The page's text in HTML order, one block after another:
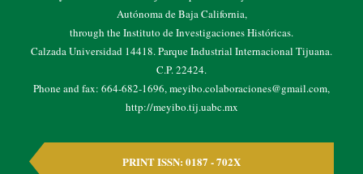
PRINT ISSN: 0187 - 702X
Autónoma de Baja California,
through the Instituto de Investigaciones Históricas.
Calzada Universidad 14418. Parque Industrial Internacional Tijuana.
C.P. 22424.
Phone and fax: 664-682-1696, meyibo.colaboraciones@gmail.com,
http://meyibo.tij.uabc.mx